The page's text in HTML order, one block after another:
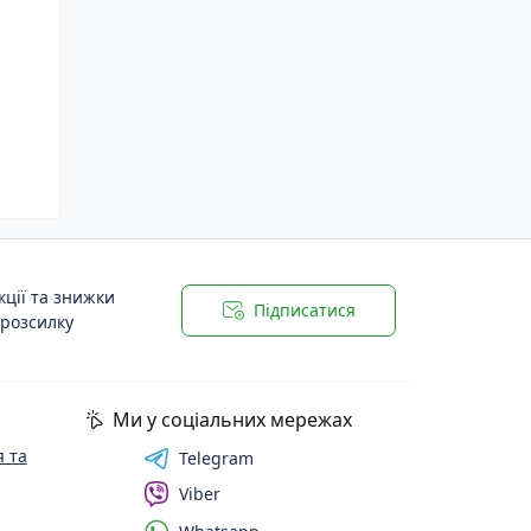
та знижки
Підписатися
та
Ми у соціальних мережах
Telegram
Viber